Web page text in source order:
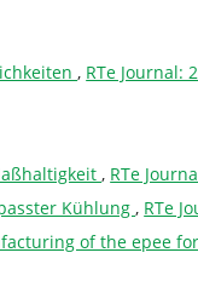
, RTe Journal:
, RTe
Kühlung, RTe
of the epee